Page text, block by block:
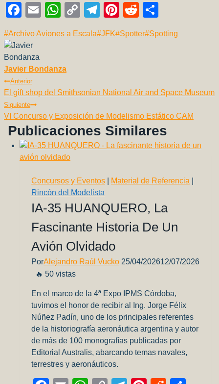
F
c
e
b
o
o
k
E
ail
W
at
A
p
C
p
n
T
e
m
Pi
er
R
d
m
tir
Etiquetas
de
la
entrada:
#Archivo Aviones a Escala#JFK#Spotter#Spotting
Javier Bondanza
Navegación
De
Entradas
Anterior
El gift shop del Smithsonian National Air and Space Museum
Siguiente
VI Concurso y Exposición de Modelismo Estático CAM
Publicaciones Similares
Concursos y Eventos Material de Referencia
Rincón del Modelista
IA-35 HUANQUERO, La
Fascinante Historia De Un
Avión Olvidado
PorAlejandro Raúl Vucko 25/04/202612/07/2026
🔥 50 vistas
En el marco de la 4ª Expo IPMS Córdoba,
tuvimos el honor de recibir al Ing. Jorge Félix
Núñez Padín, uno de los principales referentes
de la historiografía aeronáutica argentina y autor
de más de 100 monografías publicadas por
Editorial Australis, abarcando temas navales,
terrestres y aeronáuticos.